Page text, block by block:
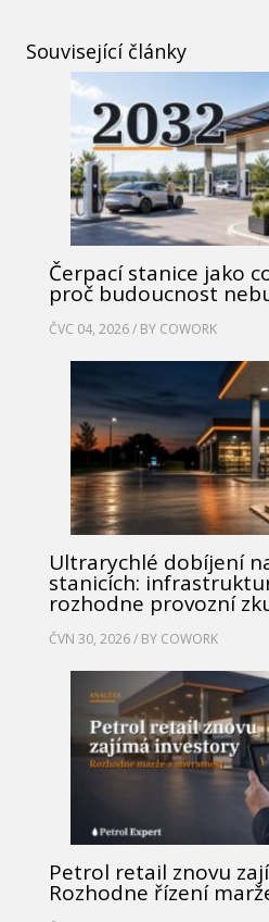
Související články
Čerpací stanice jako
proč budoucnost
ČVC 04, 2026 / BY COWORK
Ultrarychlé dobíjení
stanicích:
rozhodne provozní
ČVN 30, 2026 / BY COWORK
Petrol retail znovu
Rozhodne řízení